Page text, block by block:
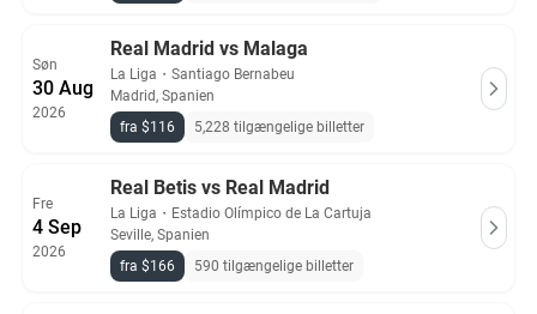
Søn
30 Aug
2026
Real Madrid vs Malaga
La Liga ・ Santiago Bernabeu
Madrid, Spanien
fra $116
5,228 tilgængelige billetter
Fre
4 Sep
2026
Real Betis vs Real Madrid
La Liga ・ Estadio Olímpico de La Cartuja
Seville, Spanien
fra $166
590 tilgængelige billetter